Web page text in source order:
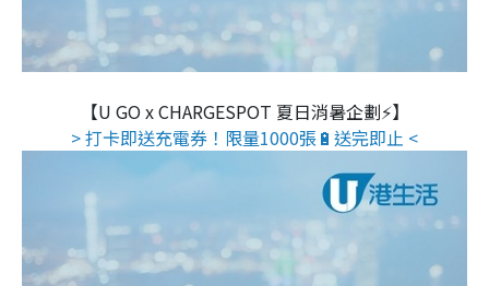
【U GO x CHARGESPOT 夏日消暑企劃⚡】
> 打卡即送充電券！限量1000張🔋送完即止 <